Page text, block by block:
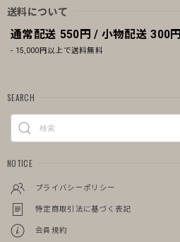
送料について
通常配送 550円 / 小物配送 300円
- 15,000円以上で送料無料
SEARCH
NOTICE
プライバシーポリシー
特定商取引法に基づく表記
会員規約